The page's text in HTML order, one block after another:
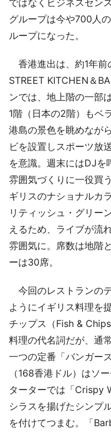
グループは今や700人
ループになった。
香港進出は、約1年前
STREET KITCHEN＆
ンでは、地上階の一部
1階（日本の2階）もベ
港島の景色を眺めなが
ビを設置しスポーツ放
を意識。週末にはDJを
雰囲気づくりに一役買
ギリスのナショナルカ
リティッシュ・グリー
えるため、ライブが流
雰囲気に。席数は地階
ーは30席。
今回のレストランの
ようにイギリス料理を
チップス（Fish &
料理の代名詞だが、通
一つの定番「バンガー
（168香港ドル）はソ
ターターでは「Crispy
シラスを揚げたシンプ
を付けてつまむ。「